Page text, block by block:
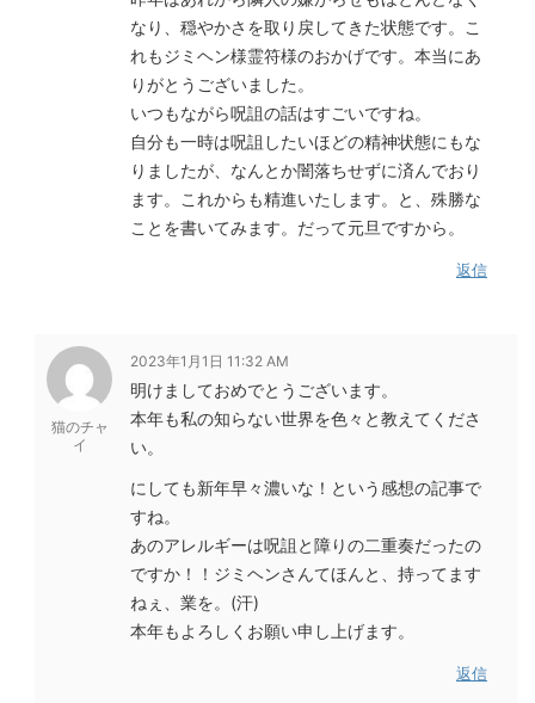
なり、穏やかさを取り戻してきた状態です。こ
れもジミヘン様霊符様のおかげです。本当にあ
りがとうございました。
いつもながら呪詛の話はすごいですね。
自分も一時は呪詛したいほどの精神状態にもな
りましたが、なんとか闇落ちせずに済んでおり
ます。これからも精進いたします。と、殊勝な
ことを書いてみます。だって元旦ですから。
返信
猫のチャ
イ
2023年1月1日 11:32 AM
明けましておめでとうございます。
本年も私の知らない世界を色々と教えてくださ
い。
にしても新年早々濃いな！という感想の記事で
すね。
あのアレルギーは呪詛と障りの二重奏だったの
ですか！！ジミヘンさんてほんと、持ってます
ねぇ、業を。(汗)
本年もよろしくお願い申し上げます。
返信